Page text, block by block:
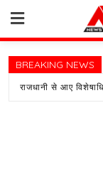
content
BREAKING NEWS